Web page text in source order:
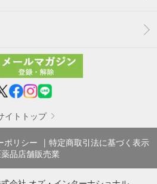
イトトップ
ポリシー
特定商取引法に基づく表示
品店舗販売業